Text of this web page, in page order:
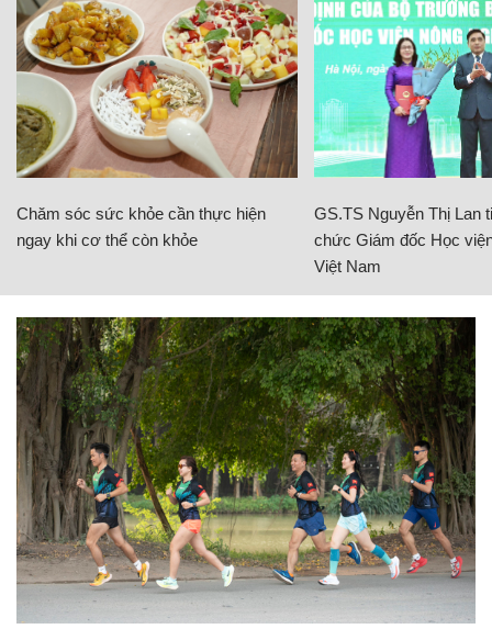
Chăm sóc sức khỏe cần thực hiện
ngay khi cơ thể còn khỏe
GS.TS Nguyễn Thị Lan
chức Giám đốc Học
Việt Nam